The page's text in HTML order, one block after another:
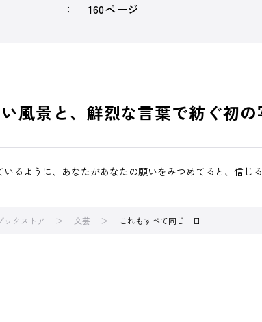
160ページ
風景と、鮮烈な言葉で紡ぐ初の
るように、あなたがあなたの願いをみつめてると、信
ックストア 文芸 これもすべて同じ一日